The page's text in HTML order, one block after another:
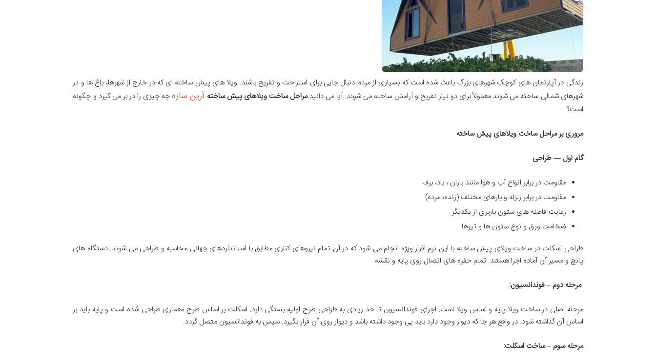
زندگی در آپارتمان های کوچک شهرهای بزرگ باعث شده است که بسیاری از مردم دنبال جایی برای استراحت و تفریح باشند. ویلا های پیش ساخته ای که در خارج از شهرها، باغ ها و در
شهرهای شمالی ساخته می شوند معمولاً برای دو نیاز تفریح و آرامش ساخته می شوند. آیا می دانیدمراحل ساخت ویلاهای پیش ساخته آرین سازهچه چیزی را در بر می گیرد و چگونه
است؟
مروری بر مراحل ساخت ویلاهای پیش ساخته
گام اول—طراحی
مقاومت در برابر انواع آب و هوا مانند باران ، باد، برف
مقاومت در برابر زلزله و بارهای مختلف (زنده، مرده)
رعایت فاصله های ستون باربری از یکدیگر
ضخامت ورق و نوع ستون ها و تیرها
طراحی اسکلت در ساخت ویلای پیش ساخته با این نرم افزار ویژه انجام می شود که در آن تمام نیروهای کناری مطابق با استانداردهای جهانی محاسبه و طراحی می شوند. دستگاه های
پانچ و مسیر آن آماده اجرا هستند. تمام حفره های اتصال روی پایه و نقشه
مرحله دوم–فوندانسیون:
مرحله اصلی در ساخت ویلا پایه و اساس ویلا است. اجرای فوندانسیون تا حد زیادی به طراحی طرح اولیه بستگی دارد. اسکلت بر اساس طرح معماری طراحی شده است و پایه باید بر
اساس آن گذاشته شود. در واقع هر جا که دیوار وجود دارد باید پی وجود داشته باشد و دیوار روی آن قرار بگیرد. سپس به فوندانسیون متصل گردد.
مرحله سوم–ساخت اسکلت: